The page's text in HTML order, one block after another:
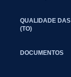
QUALIDADE
(TO)
DOCUMENTOS